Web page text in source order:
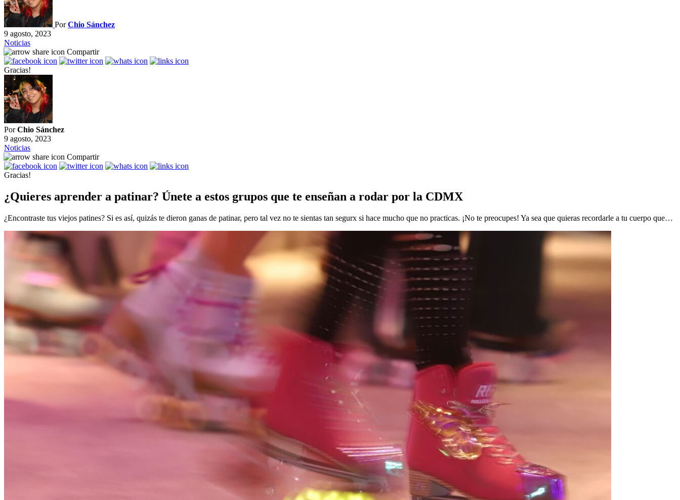
PorChio Sánchez
9 agosto, 2023
Noticias
Compartir
Gracias!
PorChio Sánchez
9 agosto, 2023
Noticias
Compartir
Gracias!
¿Quieres aprender a patinar? Únete a estos grupos que te enseñan a rodar por la CDMX
¿Encontraste tus viejos patines? Si es así, quizás te dieron ganas de patinar, pero tal vez no te sientas tan segurx si hace mucho que no practicas. ¡No te preocupes! Ya sea que quieras recordarle a tu cuerpo que…